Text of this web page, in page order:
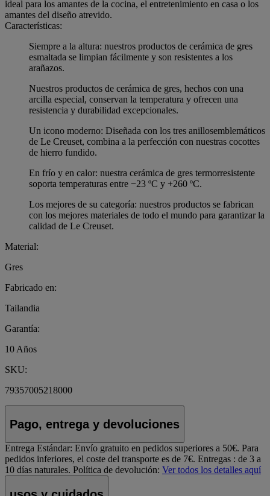
ideal para los amantes de la cocina, el entretenimiento en casa o los
amantes del diseño atrevido.
Características:
Siempre a la altura: nuestros productos de cerámica de gres
esmaltada se limpian fácilmente y son resistentes a los
arañazos.
Nuestros productos de cerámica de gres, hechos con una
arcilla especial, conservan la temperatura y ofrecen una
resistencia y durabilidad excepcionales.
Un icono moderno: Diseñada con los tres anillosemblemáticos
de Le Creuset, combina a la perfección con nuestras cocottes
de hierro fundido.
En frío y en calor: nuestra cerámica de gres termorresistente
soporta temperaturas entre −23 ºC y +260 ºC.
Los mejores de su categoría: nuestros productos se fabrican
con los mejores materiales de todo el mundo para garantizar la
calidad de Le Creuset.
Material:
Gres
Fabricado en:
Tailandia
Garantía:
10 Años
SKU:
79357005218000
Pago, entrega y devoluciones
Entrega Estándar: Envío gratuito en pedidos superiores a 50€. Para
pedidos inferiores, el coste del transporte es de 7€. Entregas : de 3 a
10 días naturales. Política de devolución: Ver todos los detalles aquí